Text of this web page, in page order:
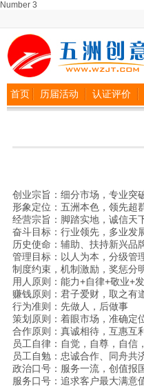
Number 3
首页 历届活动 认证评价
创业宗旨：细分市场，专业突
形象定位：五洲本色，领先超
经营宗旨：脚踏实地，诚信天
奋斗目标：行业领先，多业发
历史使命：辅助、扶持新兴品
管理目标：以人为本，分级管
制度约束，机制激励，奖惩分
用人原则：能力+自律+敬业+
赚钱原则：君子爱财，取之有
行为准则：先做人，后做事
策划原则：着眼市场，准确定
合作原则：真诚相待，互惠互
员工自律：自觉，自尊，自信
员工自勉：忠诚合作、同舟共
政治口号：服务一流，创值报
服务口号：追求客户最大满意